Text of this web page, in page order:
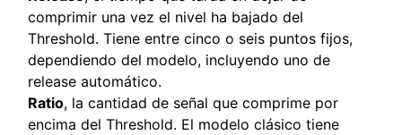
comprimir una vez el nivel ha bajado del
Threshold. Tiene entre cinco o seis puntos fijos,
dependiendo del modelo, incluyendo uno de
release automático.
Ratio, la cantidad de señal que comprime por
encima del Threshold. El modelo clásico tiene